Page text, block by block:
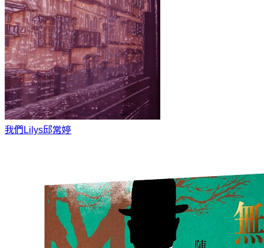
我們Lilys邱常婷